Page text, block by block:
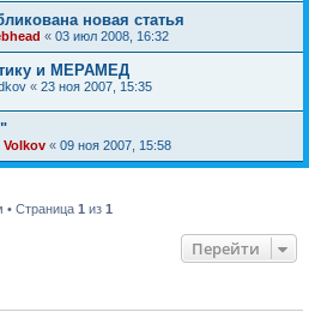
новая статья
« 03 июл 2008, 16:32
и МЕРАМЕД
« 23 ноя 2007, 15:35
Volkov « 09 ноя 2007, 15:58
• Страница 1 из 1
Перейти